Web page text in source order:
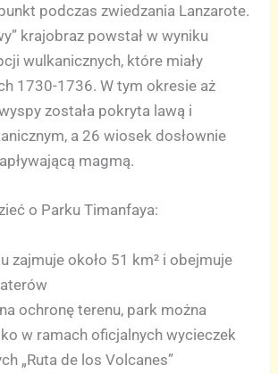
podczas zwiedzania Lanzarote.
krajobraz powstał w wyniku
wulkanicznych, które miały
1730-1736. W tym okresie aż
została pokryta lawą i
a 26 wiosek dosłownie
magmą.
o Parku Timanfaya:
zajmuje około 51 km² i obejmuje
ochronę terenu, park można
w ramach oficjalnych wycieczek
„Ruta de los Volcanes”